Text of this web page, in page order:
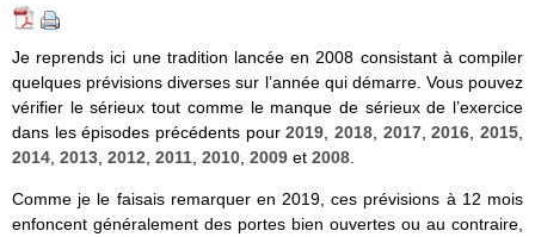
Je reprends ici une tradition lancée en 2008 consistant à compiler
quelques prévisions diverses sur l’année qui démarre. Vous pouvez
vérifier le sérieux tout comme le manque de sérieux de l’exercice
dans les épisodes précédents pour2019 ,2018 2017,2016 ,2015
2014 2013 2012 2011 2010 2009 et 2008
Comme je le faisais remarquer en 2019, ces prévisions à 12 mois
enfoncent généralement des portes bien ouvertes ou au contraire,